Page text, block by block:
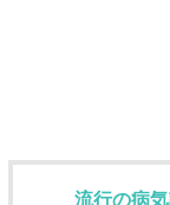
流行の病